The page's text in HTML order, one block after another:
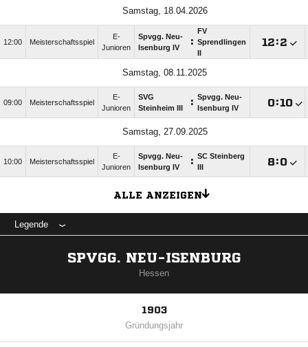
Samstag, 18.04.2026
12:00 Meisterschaftsspiel
E-
Junioren
Spvgg. Neu-
Isenburg IV
:
FV
Sprendlingen
:
Samstag, 08.11.2025
09:00 Meisterschaftsspiel
E-
Junioren
SVG
Steinheim III
: Spvgg. Neu-
Isenburg IV
:
Samstag, 27.09.2025
10:00 Meisterschaftsspiel
E-
Junioren
Spvgg. Neu-
Isenburg IV
: SC Steinberg
:
ALLE ANZEIGEN
Legende
SPVGG. NEU-ISENBURG
Hessen
1903
Gründungsjahr